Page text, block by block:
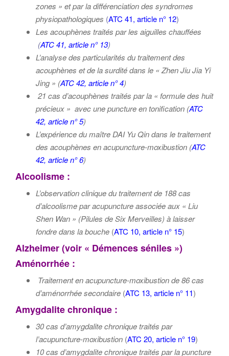
zones » et par la différenciation des syndromes
physiopathologiques (ATC 41, article n° 12)
Les acouphènes traités par les aiguilles chauffées
(ATC 41, article n° 13)
L’analyse des particularités du traitement des
acouphènes et de la surdité dans le « Zhen Jiu Jia Yi
Jing » (ATC 42, article n° 4)
21 cas d’acouphènes traités par la « formule des huit
précieux » avec une puncture en tonification (ATC
42, article n° 5)
L’expérience du maître DAI Yu Qin dans le traitement
des acouphènes en acupuncture-moxibustion (ATC
42, article n° 6)
Alcoolisme :
L’observation clinique du traitement de 188 cas
d’alcoolisme par acupuncture associée aux « Liu
Shen Wan » (Pilules de Six Merveilles) à laisser
fondre dans la bouche (ATC 10, article n° 15)
Alzheimer (voir « Démences séniles »)
Aménorrhée :
Traitement en acupuncture-moxibustion de 86 cas
d’aménorrhée secondaire (ATC 13, article n° 11)
Amygdalite chronique :
30 cas d’amygdalite chronique traités par
l’acupuncture-moxibustion (ATC 20, article n° 19)
10 cas d’amygdalite chronique traités par la puncture